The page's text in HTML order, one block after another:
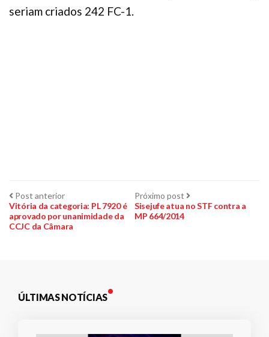
seriam criados 242 FC-1.
Navegação
de
Post anteriorPost
anterior:
Vitória da categoria: PL 7920 é
aprovado por unanimidade da
CCJC da Câmara
Próximo post Próximo
post:
Sisejufe atua no STF contra a
MP 664/2014
ÚLTIMAS NOTÍCIAS